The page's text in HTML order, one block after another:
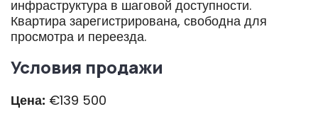
инфраструктура в шаговой доступности.
Квартира зарегистрирована, свободна для
просмотра и переезда.
Условия продажи
Цена: €139 500